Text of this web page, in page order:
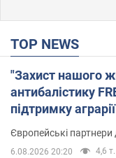
TOP NEWS
"Захист нашого
антибалістику
підтримку
Європейські
6.08.2026 20:20 4,6 т.